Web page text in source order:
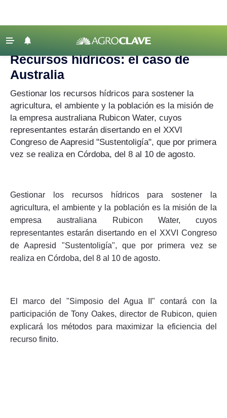
Agricultura
Lechería
Tecnología
Maquinaria agrícola
Agenda
Clima
Agronegocios
Mercados
‹ VOLVER
Agroclave
Recursos hídricos: el caso de
Australia
Gestionar los recursos hídricos para sostener la
agricultura, el ambiente y la población es la misión de
la empresa australiana Rubicon Water, cuyos
representantes estarán disertando en el XXVI
Congreso de Aapresid "Sustentoligía", que por primera
vez se realiza en Córdoba, del 8 al 10 de agosto.
Gestionar los recursos hídricos para sostener la
agricultura, el ambiente y la población es la misión de la
empresa australiana Rubicon Water, cuyos
representantes estarán disertando en el XXVI Congreso
de Aapresid "Sustentoligía", que por primera vez se
realiza en Córdoba, del 8 al 10 de agosto.
El marco del "Simposio del Agua II" contará con la
participación de Tony Oakes, director de Rubicon, quien
explicará los métodos para maximizar la eficiencia del
recurso finito.